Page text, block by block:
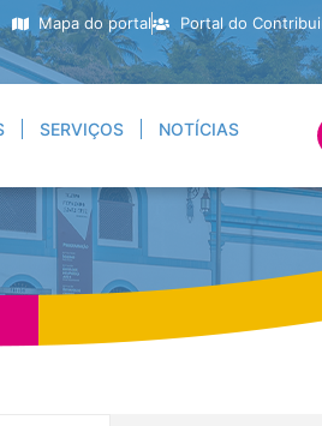
Mapa do portal Portal do
SERVIÇOS NOTÍCIAS